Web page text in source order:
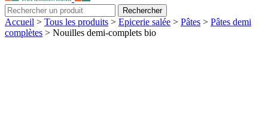
Rechercher
Accueil > Tous les produits > Epicerie salée > Pâtes > Pâtes demi
complètes > Nouilles demi-complets bio